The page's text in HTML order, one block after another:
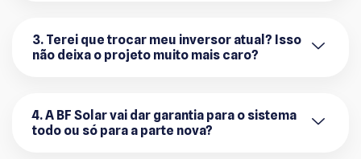
3. Terei que trocar meu inversor atual? Isso
não deixa o projeto muito mais caro?
4. A BF Solar vai dar garantia para o sistema
todo ou só para a parte nova?